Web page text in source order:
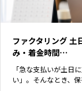
ファクタリング 土
み・着金時間…
「急な支払いが土日
い」。そんなとき、